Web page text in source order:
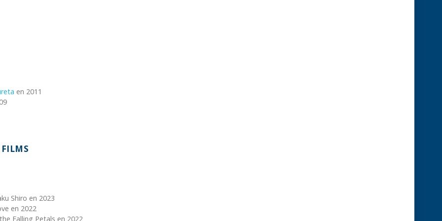
en 2011
Shiro en 2023
en 2022
Falling Petals en 2022